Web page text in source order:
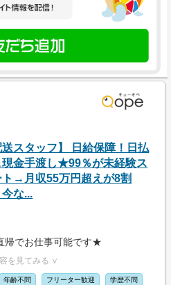
送スタッフ】 日給保障！日払
現金手渡し★99％が未経験ス
ト→月収55万円超えが8割
今な...
帰でお仕事可能です★
を見てみる ∨
年齢不問 フリーター歓迎 学歴不問